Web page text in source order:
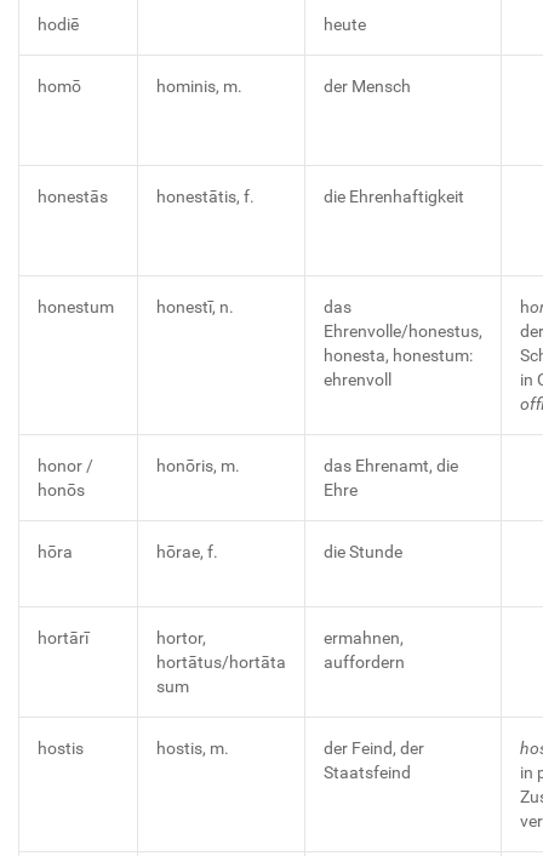
hodiē heute
homō hominis, m. der Mensch
honestās honestātis, f. die Ehrenhaftigkeit
honestum honestī, n.
das
Ehrenvolle/honestus,
honesta, honestum:
ehrenvoll
h
in
honor /
honōs
honōris, m.
das Ehrenamt, die
Ehre
hōra hōrae, f. die Stunde
hortārī
hortor,
hortātus/hortāta
sum
ermahnen,
auffordern
hostis hostis, m.
der Feind, der
Staatsfeind
in